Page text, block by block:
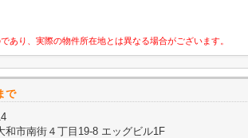
り、実際の物件所在地とは異なる場合がございます。
で
和市南街４丁目19-8 エッグビル1F